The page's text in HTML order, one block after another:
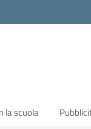
la scuola